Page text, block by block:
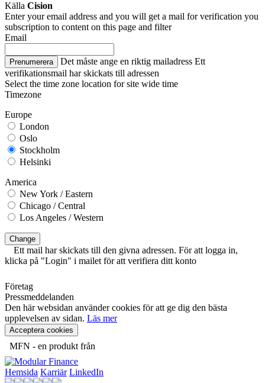
Källa Cision
Enter your email address and you will get a mail for verification you
subscription to content on this page and filter
Email
Prenumerera Det måste ange en riktig mailadress Ett
verifikationsmail har skickats till adressen
Select the time zone location for site wide time
Timezone
Europe
London
Oslo
Stockholm
Helsinki
America
New York / Eastern
Chicago / Central
Los Angeles / Western
Change
Ett mail har skickats till den givna adressen. För att logga in,
klicka på "Login" i mailet för att verifiera ditt konto
Företag
Pressmeddelanden
Den här websidan använder cookies för att ge dig den bästa
upplevelsen av sidan. Läs mer
Acceptera cookies
MFN - en produkt från
Hemsida Karriär LinkedIn